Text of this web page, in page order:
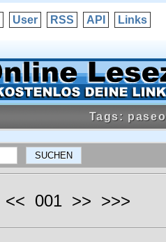
User RSS API Links
Tags: paseo
001 >> >>>